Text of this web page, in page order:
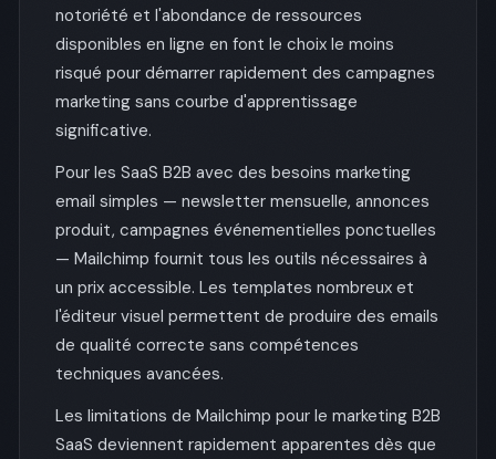
notoriété et l'abondance de ressources
disponibles en ligne en font le choix le moins
risqué pour démarrer rapidement des campagnes
marketing sans courbe d'apprentissage
significative.
Pour les SaaS B2B avec des besoins marketing
email simples — newsletter mensuelle, annonces
produit, campagnes événementielles ponctuelles
— Mailchimp fournit tous les outils nécessaires à
un prix accessible. Les templates nombreux et
l'éditeur visuel permettent de produire des emails
de qualité correcte sans compétences
techniques avancées.
Les limitations de Mailchimp pour le marketing B2B
SaaS deviennent rapidement apparentes dès que